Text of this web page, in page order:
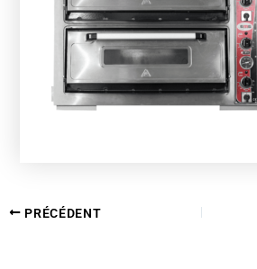
PRÉCÉDENT